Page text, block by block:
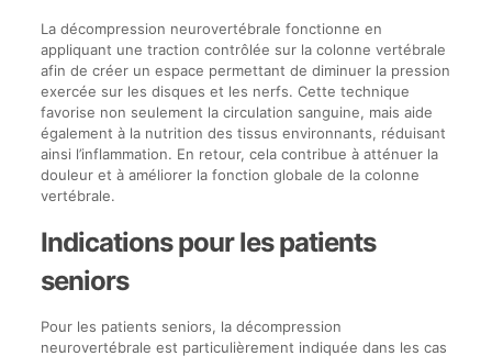
La décompression neurovertébrale fonctionne en
appliquant une traction contrôlée sur la colonne vertébrale
afin de créer un espace permettant de diminuer la pression
exercée sur les disques et les nerfs. Cette technique
favorise non seulement la circulation sanguine, mais aide
également à la nutrition des tissus environnants, réduisant
ainsi l’inflammation. En retour, cela contribue à atténuer la
douleur et à améliorer la fonction globale de la colonne
vertébrale.
Indications pour les patients
seniors
Pour les patients seniors, la décompression
neurovertébrale est particulièrement indiquée dans les cas